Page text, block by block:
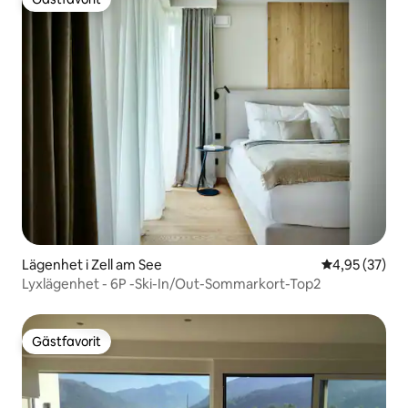
Gästfavorit
Lägenhet i Zell am See 4,95 av 5 i
4,95 (37)
Lyxlägenhet - 6P -Ski-In/Out-Sommarkort-Top2
Gästfavorit
Gästfavorit